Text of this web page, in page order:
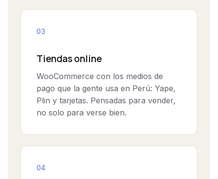
03
Tiendas online
WooCommerce con los medios de
pago que la gente usa en Perú: Yape,
Plin y tarjetas. Pensadas para vender,
no solo para verse bien.
04